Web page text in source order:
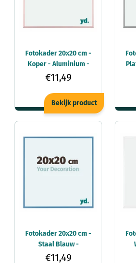
Fotokader 20x20 cm -
Koper - Aluminium -
Kent
€11,49
Bekijk product
Fotokader 20x20 cm -
Staal Blauw -
Aluminium - Kent
€11,49